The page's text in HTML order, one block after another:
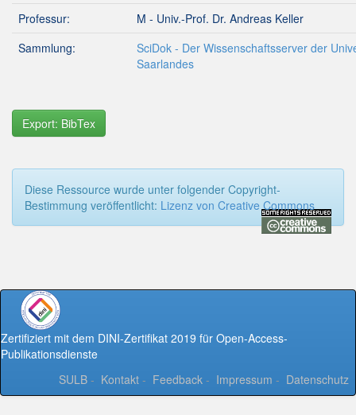
Professur:
M - Univ.-Prof. Dr. Andreas Keller
Sammlung:
SciDok - Der Wissenschaftsserver der
Saarlandes
Export: BibTex
Diese Ressource wurde unter folgender Copyright-
Bestimmung veröffentlicht: Lizenz von Creative Commons
Zertifiziert mit dem DINI-Zertifikat 2019 für Open-Access-
Publikationsdienste
SULB - Kontakt - Feedback - Impressum - Datenschutz